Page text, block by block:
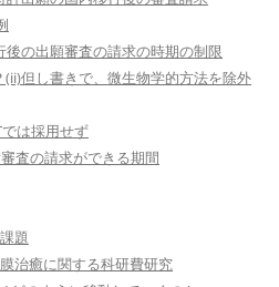
後の出願審査の請求の時期の制限
(ii)但し書きで、微生物学的方法を除外
は採用せず
査の請求ができる期間
題
治癒に関する科研費研究